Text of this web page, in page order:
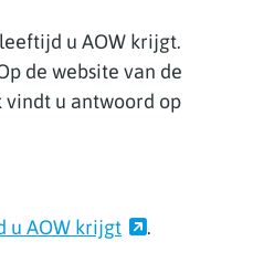
u AOW krijgt.
de website van de
vindt u antwoord op
u AOW krijgt .